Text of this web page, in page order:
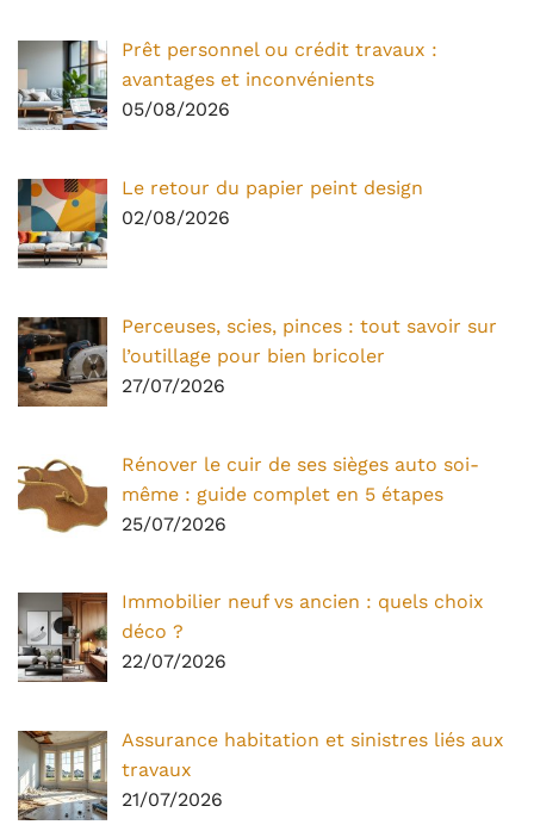
Prêt personnel ou crédit travaux :
avantages et inconvénients
05/08/2026
Le retour du papier peint design
02/08/2026
Perceuses, scies, pinces : tout savoir sur
l’outillage pour bien bricoler
27/07/2026
Rénover le cuir de ses sièges auto soi-
même : guide complet en 5 étapes
25/07/2026
Immobilier neuf vs ancien : quels choix
déco ?
22/07/2026
Assurance habitation et sinistres liés aux
travaux
21/07/2026